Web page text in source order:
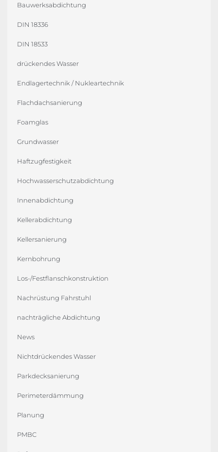
Bauwerksabdichtung
DIN 18336
DIN 18533
drückendes Wasser
Endlagertechnik / Nukleartechnik
Flachdachsanierung
Foamglas
Grundwasser
Haftzugfestigkeit
Hochwasserschutzabdichtung
Innenabdichtung
Kellerabdichtung
Kellersanierung
Kernbohrung
Los-/Festflanschkonstruktion
Nachrüstung Fahrstuhl
nachträgliche Abdichtung
News
Nichtdrückendes Wasser
Parkdecksanierung
Perimeterdämmung
Planung
PMBC